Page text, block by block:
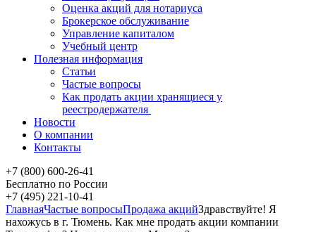
Оценка акций для нотариуса
Брокерское обслуживание
Управление капиталом
Учебный центр
Полезная информация
Статьи
Частые вопросы
Как продать акции хранящиеся у
реестродержателя
Новости
О компании
Контакты
+7 (800) 600-26-41
Бесплатно по России
+7 (495) 221-10-41
ГлавнаяЧастые вопросыПродажа акцийЗдравствуйте! Я
нахожусь в г. Тюмень. Как мне продать акции компании